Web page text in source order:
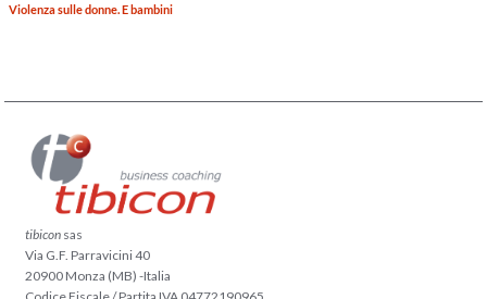
Violenza sulle donne. E bambini
tibicon sas
Via G.F. Parravicini 40
20900 Monza (MB) -Italia